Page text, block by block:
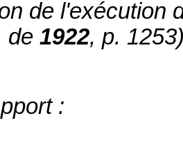
de l'exécution
de 1922, p.
: